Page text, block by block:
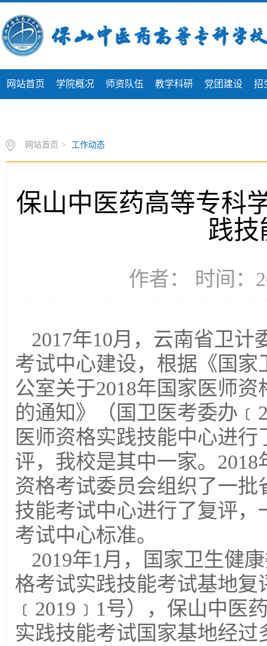
网站首页 学院概况 师资队伍 教学科研 党团建设 招
网站首页 > 工作动态
保山中医药高等专科
践技
作者： 时间：
2017年10月，云南省卫
考试中心建设，根据《国
公室关于2018年国家医师
的通知》（国卫医考委办
医师资格实践技能中心进
评，我校是其中一家。
资格考试委员会组织了一
技能考试中心进行了复评
考试中心标准。
2019年1月，国家卫生健
格考试实践技能考试基地
﹝2019﹞1号），保山中医
实践技能考试国家基地经